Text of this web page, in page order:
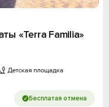
«Terra Familia»
Детская площадка
Бесплатая отмена